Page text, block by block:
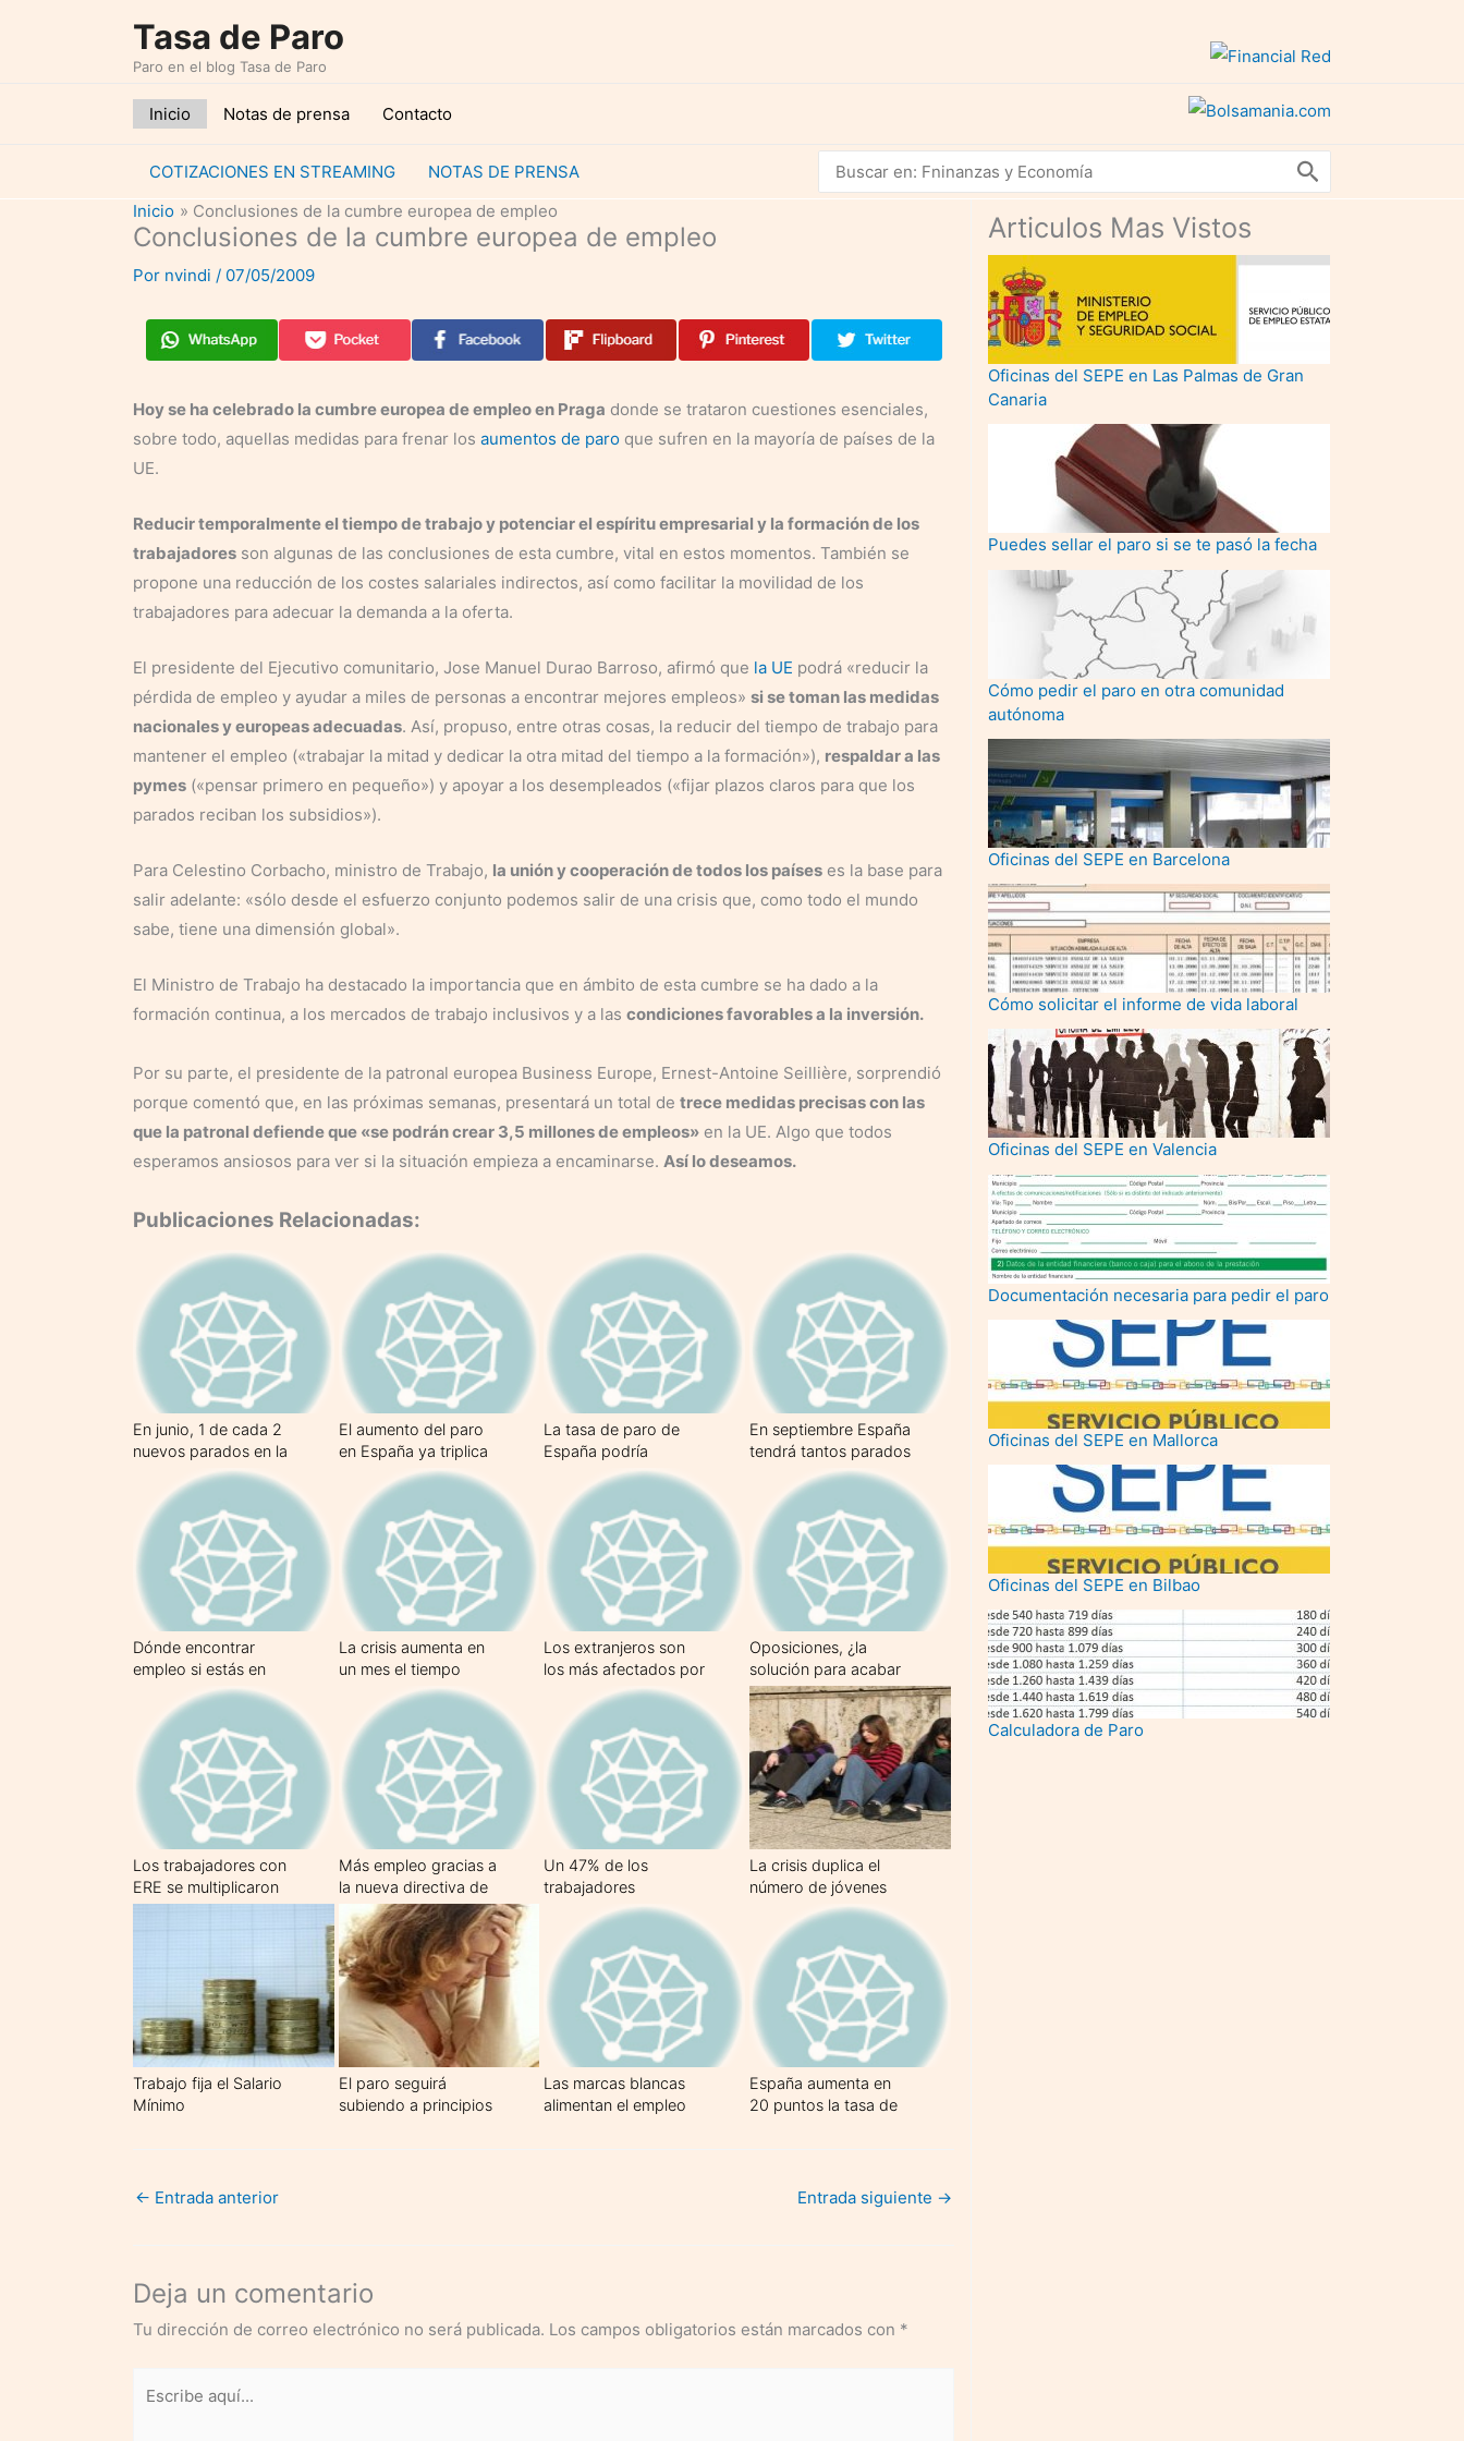
Tasa de Paro
Paro en el blog Tasa de Paro
Inicio Notas de prensa Contacto
COTIZACIONES EN STREAMING NOTAS DE PRENSA
Buscar
por:
Inicio
Conclusiones de la cumbre europea de empleo
Conclusiones de la cumbre europea de empleo
Por nvindi / 07/05/2009
Hoy se ha celebrado la cumbre europea de empleo en Praga donde se trataron cuestiones esenciales,
sobre todo, aquellas medidas para frenar los aumentos de paro que sufren en la mayoría de países de la
UE.
Reducir temporalmente el tiempo de trabajo y potenciar el espíritu empresarial y la formación de los
trabajadores son algunas de las conclusiones de esta cumbre, vital en estos momentos. También se
propone una reducción de los costes salariales indirectos, así como facilitar la movilidad de los
trabajadores para adecuar la demanda a la oferta.
El presidente del Ejecutivo comunitario, Jose Manuel Durao Barroso, afirmó que la UE podrá «reducir la
pérdida de empleo y ayudar a miles de personas a encontrar mejores empleos» si se toman las medidas
nacionales y europeas adecuadas. Así, propuso, entre otras cosas, la reducir del tiempo de trabajo para
mantener el empleo («trabajar la mitad y dedicar la otra mitad del tiempo a la formación»), respaldar a las
pymes («pensar primero en pequeño») y apoyar a los desempleados («fijar plazos claros para que los
parados reciban los subsidios»).
Para Celestino Corbacho, ministro de Trabajo, la unión y cooperación de todos los países es la base para
salir adelante: «sólo desde el esfuerzo conjunto podemos salir de una crisis que, como todo el mundo
sabe, tiene una dimensión global».
El Ministro de Trabajo ha destacado la importancia que en ámbito de esta cumbre se ha dado a la
formación continua, a los mercados de trabajo inclusivos y a las condiciones favorables a la inversión.
Por su parte, el presidente de la patronal europea Business Europe, Ernest-Antoine Seillière, sorprendió
porque comentó que, en las próximas semanas, presentará un total de trece medidas precisas con las
que la patronal defiende que «se podrán crear 3,5 millones de empleos» en la UE. Algo que todos
esperamos ansiosos para ver si la situación empieza a encaminarse. Así lo deseamos.
Publicaciones Relacionadas:
En junio, 1 de cada 2
nuevos parados en la
UE será español
El aumento del paro
en España ya triplica
el de la Eurozona
La tasa de paro de
España podría
alcanzar el 21% en
2010
En septiembre España
tendrá tantos parados
como los de Francia e
Italia juntos
Dónde encontrar
empleo si estás en
La crisis aumenta en
un mes el tiempo
recolocación de los
trabajadores con
poca cualificación
Los extranjeros son
los más afectados por
Oposiciones, ¿la
solución para acabar
con el paro?
Los trabajadores con
ERE se multiplicaron
casi por 16 en el
Más empleo gracias a
la nueva directiva de
servicios
Un 47% de los
trabajadores
sacrificarían las
vacaciones para
obtener ingresos
La crisis duplica el
número de jóvenes
Trabajo fija el Salario
Mínimo
El paro seguirá
subiendo a principios
Las marcas blancas
alimentan el empleo
España aumenta en
20 puntos la tasa de
← Entrada anterior Entrada siguiente →
Deja un comentario
Tu dirección de correo electrónico no será publicada. Los campos obligatorios están marcados con *
Articulos Mas Vistos
Oficinas del SEPE en Las Palmas de Gran
Canaria
Puedes sellar el paro si se te pasó la fecha
Cómo pedir el paro en otra comunidad
autónoma
Oficinas del SEPE en Barcelona
Cómo solicitar el informe de vida laboral
Oficinas del SEPE en Valencia
Documentación necesaria para pedir el paro
Oficinas del SEPE en Mallorca
Oficinas del SEPE en Bilbao
Calculadora de Paro